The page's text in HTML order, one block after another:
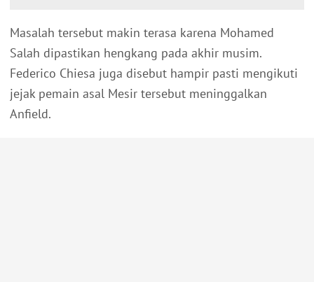
Masalah tersebut makin terasa karena Mohamed
Salah dipastikan hengkang pada akhir musim.
Federico Chiesa juga disebut hampir pasti mengikuti
jejak pemain asal Mesir tersebut meninggalkan
Anfield.